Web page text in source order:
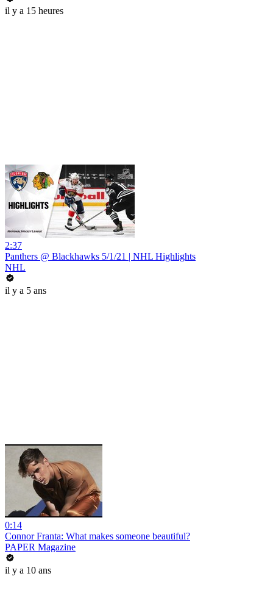
il y a 15 heures
2:37
Panthers @ Blackhawks 5/1/21 | NHL Highlights
NHL
il y a 5 ans
0:14
Connor Franta: What makes someone beautiful?
PAPER Magazine
il y a 10 ans